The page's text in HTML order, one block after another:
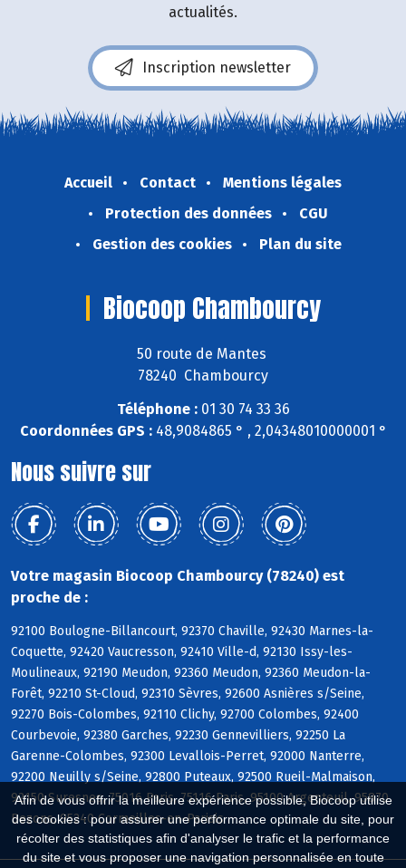
Afin de vous offrir la meilleure expérience possible, Biocoop utilise
des cookies : pour assurer une performance optimale du site, pour
récolter des statistiques afin d'analyser le trafic et la performance
du site et vous proposer une navigation personnalisée en toute
actualités.
Inscription newsletter
Accueil Contact
Mentions légales
Protection des données
CGU
Gestion des cookies
Plan du site
Biocoop Chambourcy
50 route de Mantes
78240 Chambourcy
Téléphone :01 30 74 33 36
Coordonnées GPS :48,9084865 ° , 2,04348010000001 °
Nous suivre sur
Votre magasin Biocoop Chambourcy (78240) est
proche de :
92100 Boulogne-Billancourt, 92370 Chaville, 92430 Marnes-la-
Coquette, 92420 Vaucresson, 92410 Ville-d, 92130 Issy-les-
Moulineaux, 92190 Meudon, 92360 Meudon, 92360 Meudon-la-
Forêt, 92210 St-Cloud, 92310 Sèvres, 92600 Asnières s/Seine,
92270 Bois-Colombes, 92110 Clichy, 92700 Colombes, 92400
Courbevoie, 92380 Garches, 92230 Gennevilliers, 92250 La
Garenne-Colombes, 92300 Levallois-Perret, 92000 Nanterre,
92200 Neuilly s/Seine, 92800 Puteaux, 92500 Rueil-Malmaison,
92150 Suresnes, 75016 Paris, 75116 Paris, 95100 Argenteuil, 95870
Bezons, 95240 Cormeilles-en-Parisis